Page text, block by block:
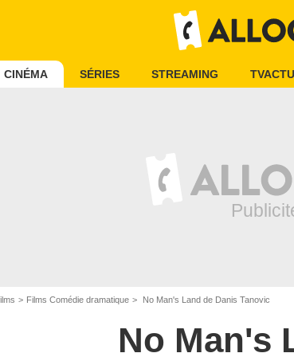
CINÉMA SÉRIES STREAMING TVACTU
Films Comédie dramatique No Man's Land de Danis Tanovic
No Man's